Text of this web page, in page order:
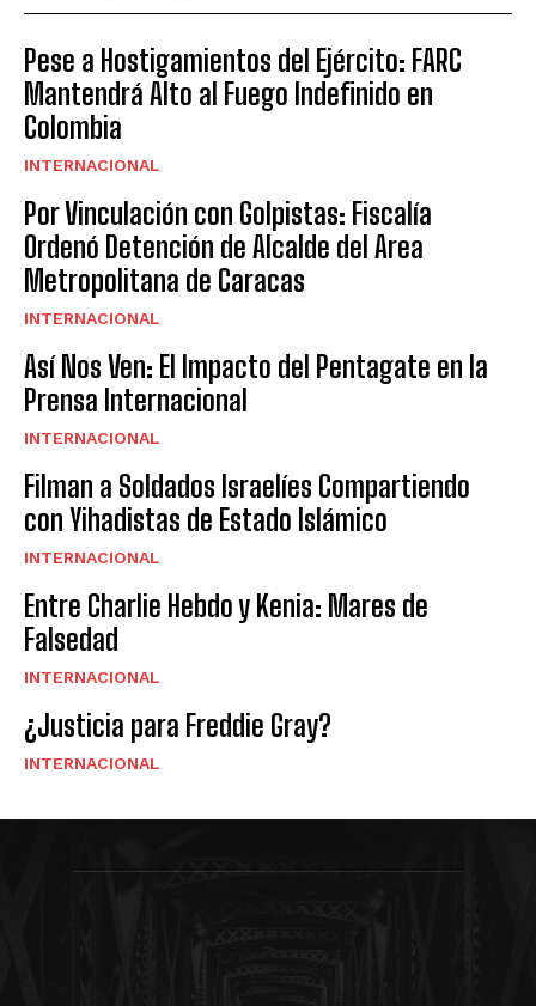
Pese a Hostigamientos del Ejército: FARC
Mantendrá Alto al Fuego Indefinido en
Colombia
INTERNACIONAL
Por Vinculación con Golpistas: Fiscalía
Ordenó Detención de Alcalde del Area
Metropolitana de Caracas
INTERNACIONAL
Así Nos Ven: El Impacto del Pentagate en la
Prensa Internacional
INTERNACIONAL
Filman a Soldados Israelíes Compartiendo
con Yihadistas de Estado Islámico
INTERNACIONAL
Entre Charlie Hebdo y Kenia: Mares de
Falsedad
INTERNACIONAL
¿Justicia para Freddie Gray?
INTERNACIONAL